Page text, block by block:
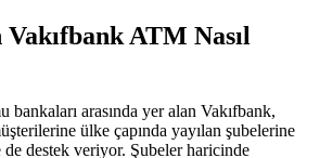
Vakıfbank ATM Nasıl
arasında yer alan Vakıfbank,
ülke çapında yayılan şubelerine
destek veriyor. Şubeler haricinde